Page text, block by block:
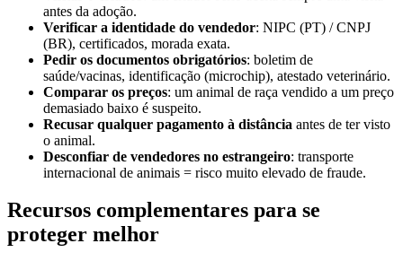
antes da adoção.
Verificar a identidade do vendedor: NIPC (PT) / CNPJ
(BR), certificados, morada exata.
Pedir os documentos obrigatórios: boletim de
saúde/vacinas, identificação (microchip), atestado veterinário.
Comparar os preços: um animal de raça vendido a um preço
demasiado baixo é suspeito.
Recusar qualquer pagamento à distância antes de ter visto
o animal.
Desconfiar de vendedores no estrangeiro: transporte
internacional de animais = risco muito elevado de fraude.
Recursos complementares para se
proteger melhor